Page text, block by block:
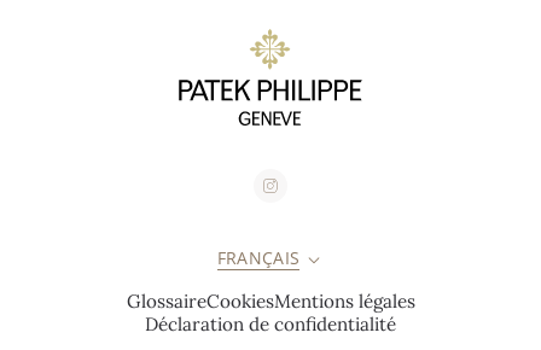
FRANÇAIS
GlossaireCookiesMentions légales
Déclaration de confidentialité